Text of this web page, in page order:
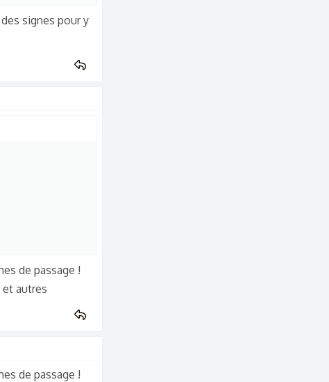
signes pour y
de passage !
autres
de passage !